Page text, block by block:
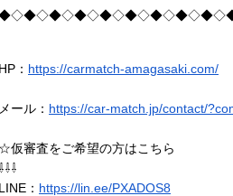
HP： https://carmatch-amagasaki.com/
メール： https://car-match.jp/contact/
☆仮審査をご希望の方はこちら
⇩⇩⇩
LINE： https://lin.ee/PXADOS8